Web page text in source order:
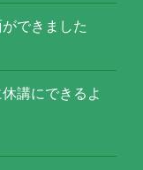
できました
講にできるよ